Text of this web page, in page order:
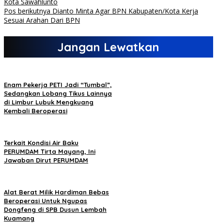
Pos berikutnya Dianto Minta Agar BPN Kabupaten/Kota Kerja
Sesuai Arahan Dari BPN
Jangan Lewatkan
Enam Pekerja PETI Jadi “Tumbal”,
Sedangkan Lobang Tikus Lainnya
di Limbur Lubuk Mengkuang
Kembali Beroperasi
Terkait Kondisi Air Baku
PERUMDAM Tirta Mayang, Ini
Jawaban Dirut PERUMDAM
Alat Berat Milik Hardiman Bebas
Beroperasi Untuk Ngupas
Dongfeng di SPB Dusun Lembah
Kuamang